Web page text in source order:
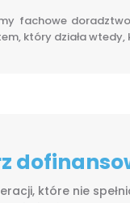
fachowe
który działa
które nie